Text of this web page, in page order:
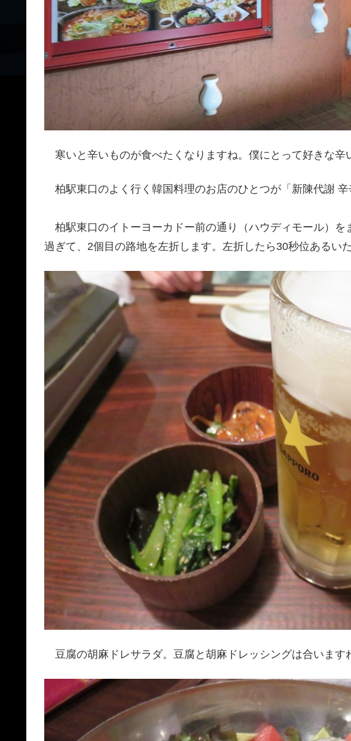
寒いと辛いものが食べたくなりますね。僕にとって好きな辛
柏駅東口のよく行く韓国料理のお店のひとつが「新陳代謝 辛
柏駅東口のイトーヨーカドー前の通り（ハウディモール）を
過ぎて、2個目の路地を左折します。左折したら30秒位あるい
豆腐の胡麻ドレサラダ。豆腐と胡麻ドレッシングは合います